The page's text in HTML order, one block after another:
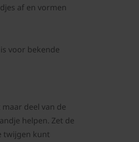
af en vormen
voor bekende
deel van de
helpen. Zet de
twijgen kunt